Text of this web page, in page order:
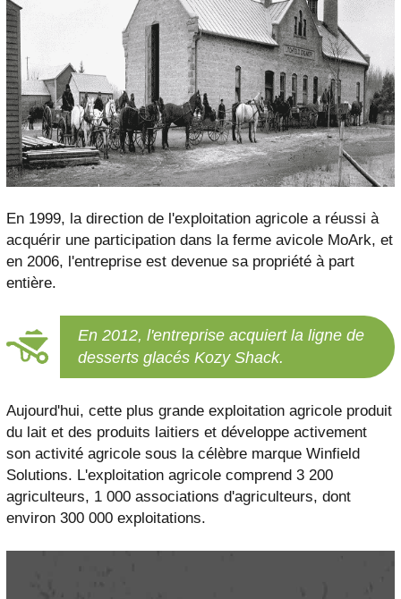
En 1999, la direction de l'exploitation agricole a réussi à
acquérir une participation dans la ferme avicole MoArk, et
en 2006, l'entreprise est devenue sa propriété à part
entière.
En 2012, l'entreprise acquiert la ligne de
desserts glacés Kozy Shack.
Aujourd'hui, cette plus grande exploitation agricole produit
du lait et des produits laitiers et développe activement
son activité agricole sous la célèbre marque Winfield
Solutions. L'exploitation agricole comprend 3 200
agriculteurs, 1 000 associations d'agriculteurs, dont
environ 300 000 exploitations.